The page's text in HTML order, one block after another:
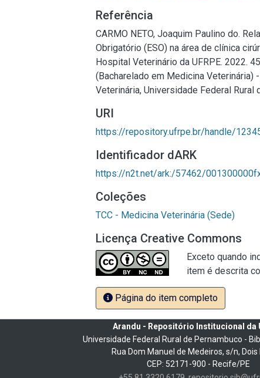
Referência
CARMO NETO, Joaquim Paulino do.
Obrigatório (ESO) na área de clínica
Hospital Veterinário da UFRPE. 2022.
(Bacharelado em Medicina Veterinária)
Veterinária, Universidade Federal Rural
URI
https://repository.ufrpe.br/handle/
Identificador dARK
https://n2t.net/ark:/57462/
Coleções
TCC - Medicina Veterinária (Sede)
Licença Creative Commons
Exceto quando
item é descrita
Página do item completo
Arandu - Repositório Institucional da
Universidade Federal Rural de Pernambuco -
Rua Dom Manuel de Medeiros, s/n, Dois
CEP: 52171-900 - Recife/PE